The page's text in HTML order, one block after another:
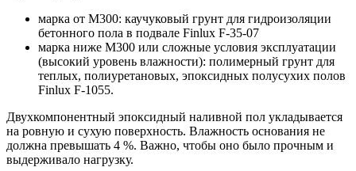
марка от М300: каучуковый грунт для гидроизоляции
бетонного пола в подвале Finlux F-35-07
марка ниже М300 или сложные условия эксплуатации
(высокий уровень влажности): полимерный грунт для
теплых, полиуретановых, эпоксидных полусухих полов
Finlux F-1055.
Двухкомпонентный эпоксидный наливной пол укладывается
на ровную и сухую поверхность. Влажность основания не
должна превышать 4 %. Важно, чтобы оно было прочным и
выдерживало нагрузку.